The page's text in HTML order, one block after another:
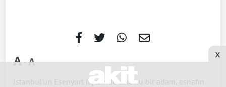
-
İstanbul'un Esenyurt ilçesinde alkollü bir adam, esnafın
x